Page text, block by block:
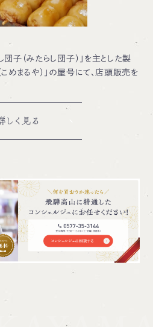
子（みたらし団子）」を主とした製
めまるや）」の屋号にて、店頭販売を
しく見る